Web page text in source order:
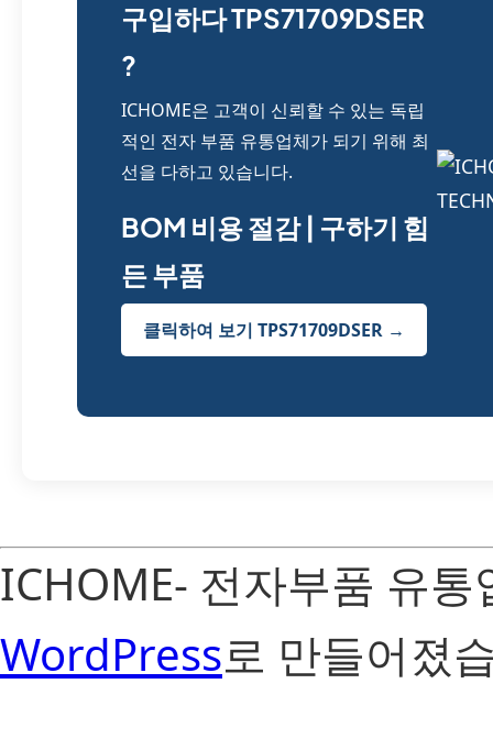
구입하다 TPS71709DSER
?
ICHOME은 고객이 신뢰할 수 있는 독립
적인 전자 부품 유통업체가 되기 위해 최
선을 다하고 있습니다.
BOM 비용 절감 | 구하기 힘
든 부품
클릭하여 보기 TPS71709DSER →
ICHOME- 전자부품 유
WordPress로 만들어졌